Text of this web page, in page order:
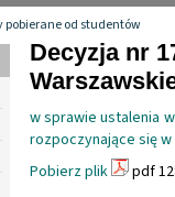
pobierane od studentów
Decyzja nr
w sprawie ustalenia
rozpoczynające się
Pobierz plik
pdf